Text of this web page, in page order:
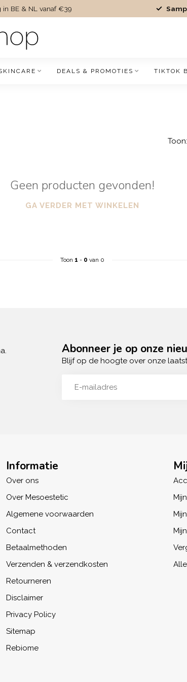
in BE & NL vanaf €39
DEALS & PROMOTIES TIKTOK
Toon:
Geen producten gevonden!
GA VERDER MET WINKELEN
Toon 1 - 0 van 0
Abonneer je op onze
Blijf op de hoogte over onze
Informatie
Over ons
Over Mesoestetic
Algemene voorwaarden
Contact
Betaalmethoden
Verzenden & verzendkosten
Retourneren
Disclaimer
Privacy Policy
Sitemap
Rebiome